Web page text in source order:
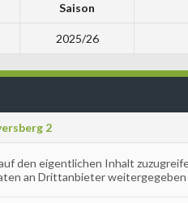
Saison
2025/26
2
den eigentlichen Inhalt
an Drittanbieter